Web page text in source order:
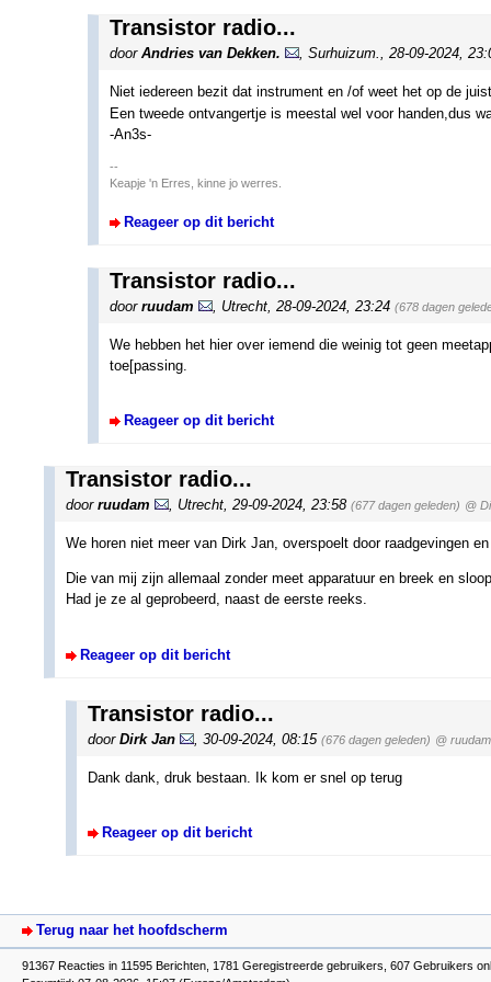
Transistor radio...
door Andries van Dekken. , Surhuizum., 28-09-2024,
Niet iedereen bezit dat instrument en /of weet het op de
Een tweede ontvangertje is meestal wel voor handen,dus
-An3s-
--
Keapje 'n Erres, kinne jo werres.
Reageer op dit bericht
Transistor radio...
door ruudam , Utrecht, 28-09-2024, 23:24 (678 dagen
We hebben het hier over iemend die weinig tot geen
toe[passing.
Reageer op dit bericht
Transistor radio...
door ruudam , Utrecht, 29-09-2024, 23:58 (677 dagen geleden) @
We horen niet meer van Dirk Jan, overspoelt door raadgevingen
Die van mij zijn allemaal zonder meet apparatuur en breek en
Had je ze al geprobeerd, naast de eerste reeks.
Reageer op dit bericht
Transistor radio...
door Dirk Jan 30-09-2024, 08:15 (676 dagen geleden) @ ruudam
Dank dank, druk bestaan. Ik kom er snel op terug
Reageer op dit bericht
Terug naar het hoofdscherm
91367 Reacties in 11595 Berichten, 1781 Geregistreerde gebruikers, 607 Gebruikers